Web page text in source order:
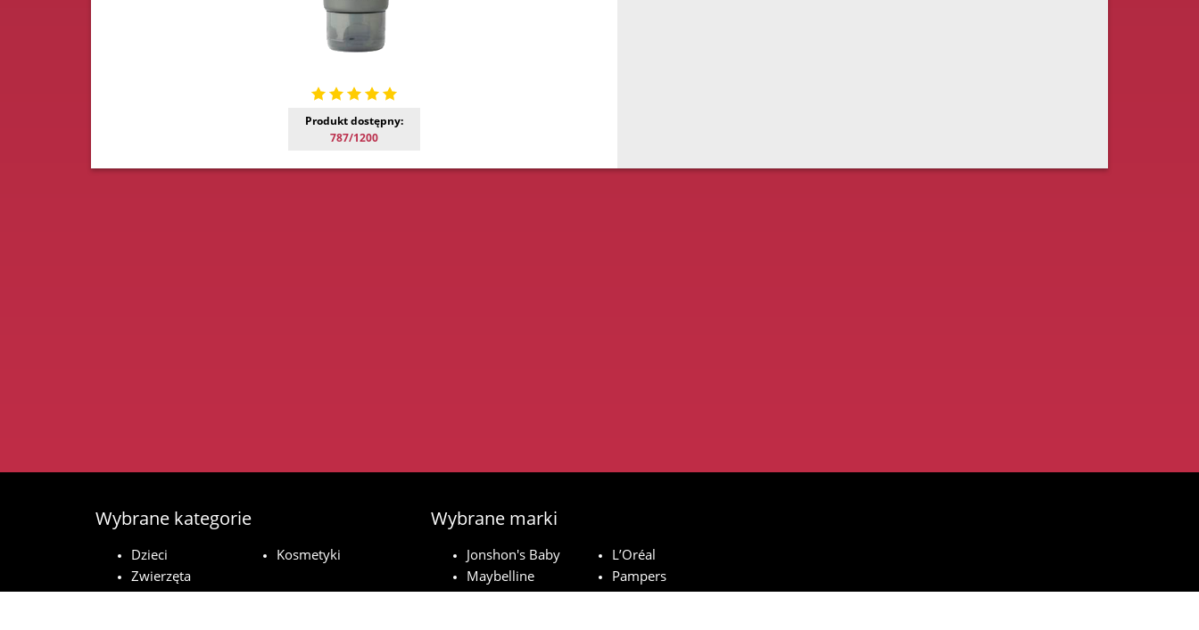
Produkt dostępny:
787/1200
Wybrane kategorie
Dzieci
Kosmetyki
Zwierzęta
domowe
Wybrane marki
Jonshon's Baby
L’Oréal
Maybelline
Pampers
Royal Canin